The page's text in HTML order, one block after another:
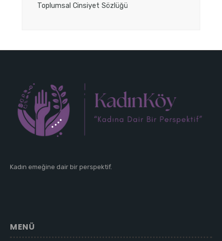
Toplumsal Cinsiyet Sözlüğü
Kadın emeğine dair bir perspektif.
MENÜ